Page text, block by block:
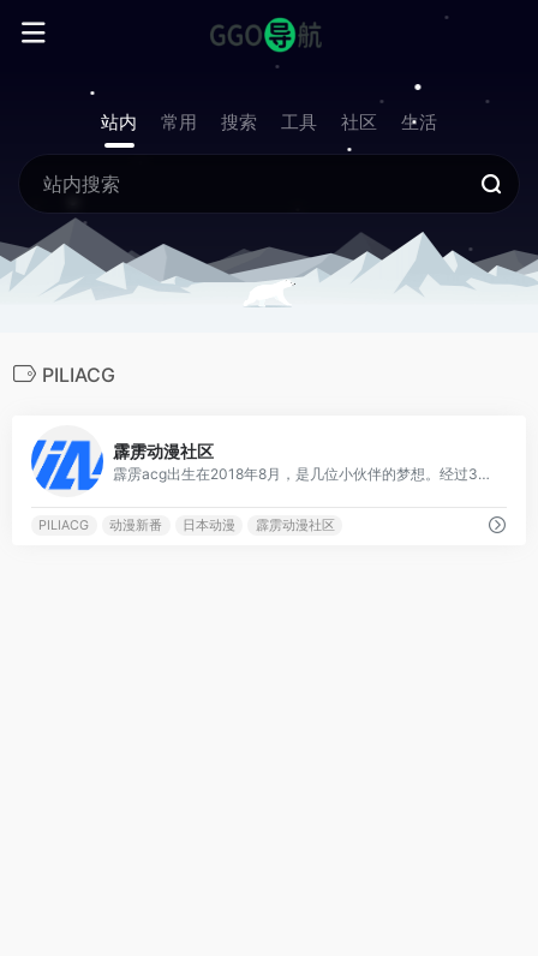
站内 常用 搜索 工具 社区 生活
PILIACG
霹雳动漫社区
霹雳acg出生在2018年8月，是几位小伙伴的梦想。经过3年的发展已经成为了一个新生代泛娱乐互动平台，我们热爱ACG文化，同时希望通过我们让这份热爱传播的更远！更久！
PILIACG 动漫新番 日本动漫 霹雳动漫社区